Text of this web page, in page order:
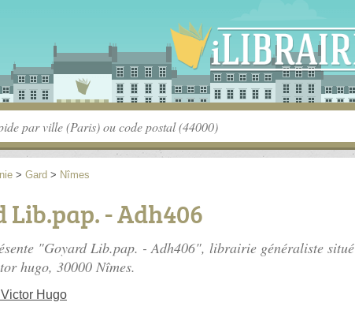
> Gard > Nîmes
Lib.pap. - Adh406
"Goyard Lib.pap. - Adh406", librairie généraliste situé
hugo, 30000 Nîmes.
Hugo